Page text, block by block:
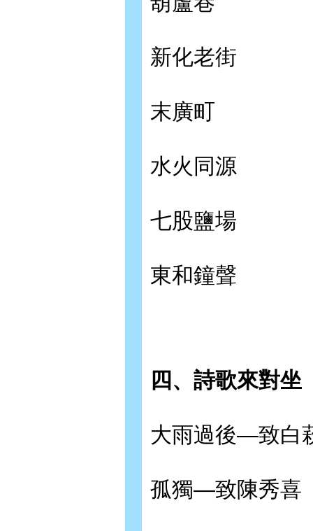
新化老街
末廣町
水火同源
七股鹽場
東和鐘聲
四、詩歌來對坐
大雨過後—致白
孤獨—致陳秀喜